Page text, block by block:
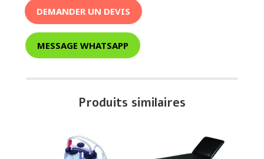
DEMANDER UN DEVIS
MESSAGE WHATSAPP
Produits similaires